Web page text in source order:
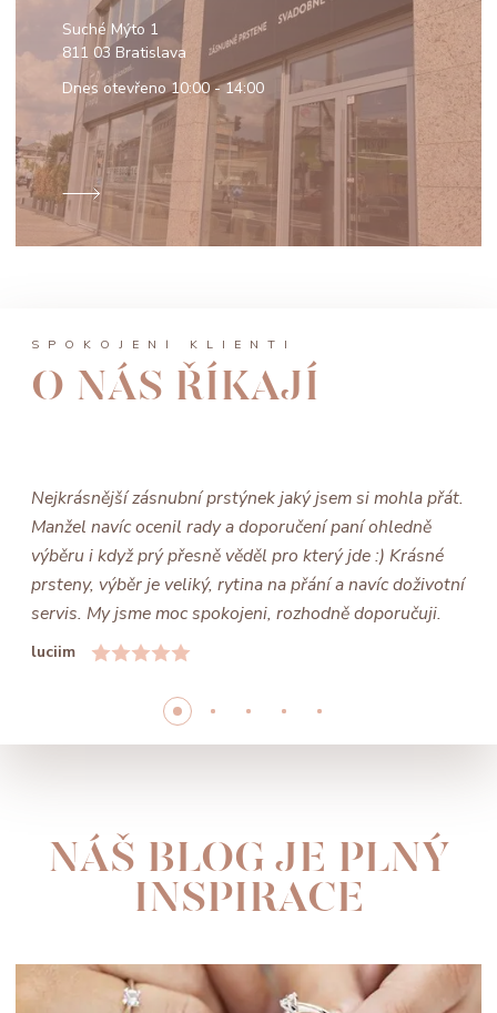
Suché Mýto 1
811 03 Bratislava
Dnes otevřeno10:00 - 14:00
SPOKOJENÍ KLIENTI
O NÁS ŘÍKAJÍ
Nejkrásnější zásnubní prstýnek jaký jsem si mohla přát.
Manžel navíc ocenil rady a doporučení paní ohledně
výběru i když prý přesně věděl pro který jde :) Krásné
prsteny, výběr je veliký, rytina na přání a navíc doživotní
servis. My jsme moc spokojeni, rozhodně doporučuji.
luciim
NÁŠ BLOG JE PLNÝ
INSPIRACE